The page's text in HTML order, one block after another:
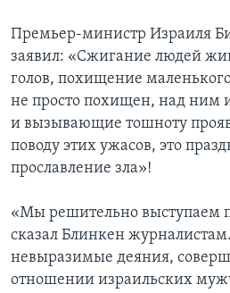
Премьер-министр Израиля
заявил: «Сжигание людей
голов, похищение
не просто похищен, над ним
и вызывающие тошноту
поводу этих ужасов, это
прославление зла»!
«Мы решительно выступаем
сказал Блинкен
невыразимые деяния,
отношении израильских